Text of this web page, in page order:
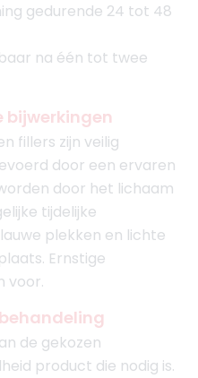
gedurende 24 tot 48
na één tot twee
bijwerkingen
fillers zijn veilig
door een ervaren
door het lichaam
tijdelijke
plekken en lichte
Ernstige
voor.
de gekozen
product die nodig is.